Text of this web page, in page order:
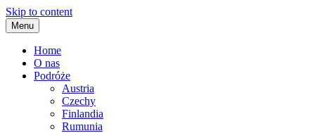
Skip to content
Menu
Home
O nas
Podróże
Austria
Czechy
Finlandia
Rumunia